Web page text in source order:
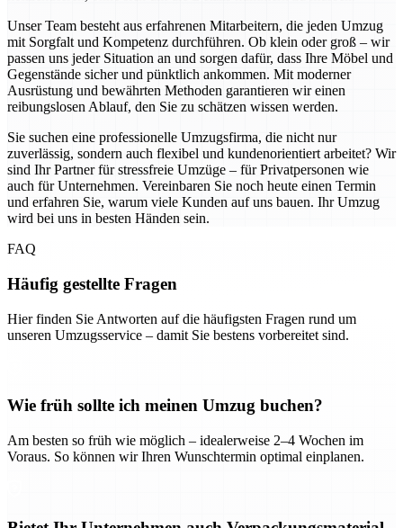
Unser Team besteht aus erfahrenen Mitarbeitern, die jeden Umzug
mit Sorgfalt und Kompetenz durchführen. Ob klein oder groß – wir
passen uns jeder Situation an und sorgen dafür, dass Ihre Möbel und
Gegenstände sicher und pünktlich ankommen. Mit moderner
Ausrüstung und bewährten Methoden garantieren wir einen
reibungslosen Ablauf, den Sie zu schätzen wissen werden.
Sie suchen eine professionelle Umzugsfirma, die nicht nur
zuverlässig, sondern auch flexibel und kundenorientiert arbeitet? Wir
sind Ihr Partner für stressfreie Umzüge – für Privatpersonen wie
auch für Unternehmen. Vereinbaren Sie noch heute einen Termin
und erfahren Sie, warum viele Kunden auf uns bauen. Ihr Umzug
wird bei uns in besten Händen sein.
FAQ
Häufig gestellte Fragen
Hier finden Sie Antworten auf die häufigsten Fragen rund um
unseren Umzugsservice – damit Sie bestens vorbereitet sind.
Wie früh sollte ich meinen Umzug buchen?
Am besten so früh wie möglich – idealerweise 2–4 Wochen im
Voraus. So können wir Ihren Wunschtermin optimal einplanen.